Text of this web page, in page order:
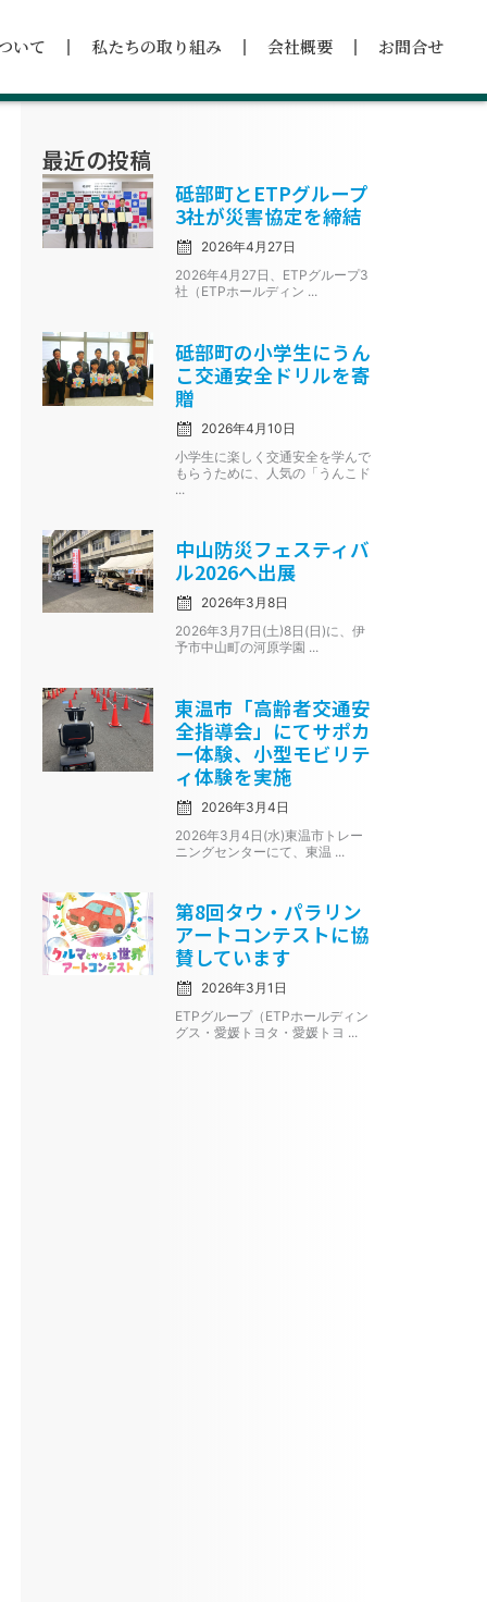
いて 私たちの取り組み 会社概要 お問合せ
最近の投稿
砥部町とETPグループ
3社が災害協定を締結
on
2026年4月27日
2026年4月27日、ETPグループ3
社（ETPホールディン ...
砥部町の小学生にうん
こ交通安全ドリルを寄
贈
on
2026年4月10日
小学生に楽しく交通安全を学んで
もらうために、人気の「うんこド
...
中山防災フェスティバ
ル2026へ出展
on
2026年3月8日
2026年3月7日(土)8日(日)に、伊
予市中山町の河原学園 ...
東温市「高齢者交通安
全指導会」にてサポカ
ー体験、小型モビリテ
ィ体験を実施
on
2026年3月4日
2026年3月4日(水)東温市トレー
ニングセンターにて、東温 ...
第8回タウ・パラリン
アートコンテストに協
賛しています
on
2026年3月1日
ETPグループ（ETPホールディン
グス・愛媛トヨタ・愛媛トヨ ...